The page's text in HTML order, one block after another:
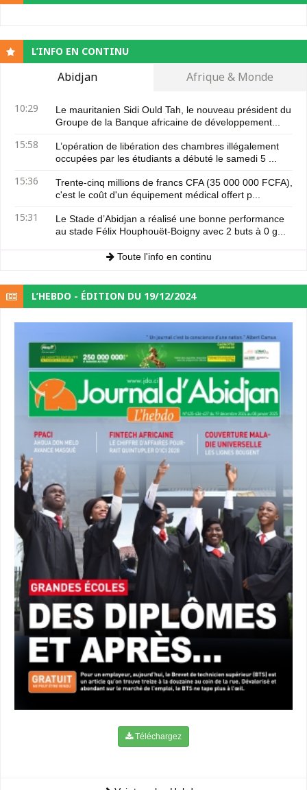
L’INFO EN CONTINU
Abidjan Afrique & Monde
10:29
Le mauritanien Sidi Ould Tah, le nouveau président du
Groupe de la Banque africaine de développement...
15:58
L’opération de libération des chambres illégalement
occupées par les étudiants a débuté le samedi 5 ...
15:36
Trente-cinq millions de francs CFA (35 000 000 FCFA),
c'est le coût d'un équipement médical offert p...
15:31
Le Stade d’Abidjan a réalisé une bonne performance
au stade Félix Houphouët-Boigny avec 2 buts à 0 g...
Toute l'info en continu
L’HEBDO - ÉDITION DU 19/12/2024
Téléchargez